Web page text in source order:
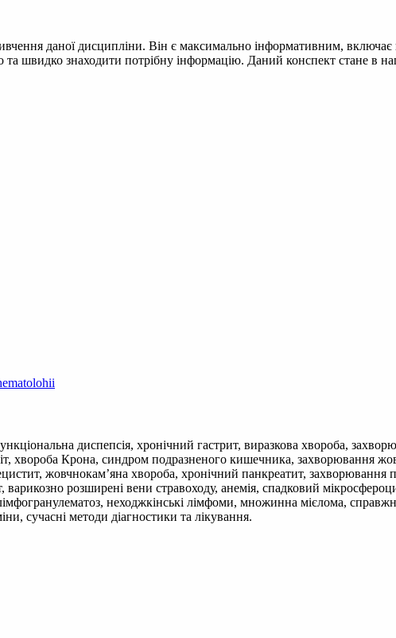
даної дисципліни. Він є максимально інформативним, включає
швидко знаходити потрібну інформацію. Даний конспект стане в
диспепсія, хронічний гастрит, виразкова хвороба,
хвороба Крона, синдром подразненого кишечника, захворювання
жовчнокам’яна хвороба, хронічний панкреатит, захворювання
розширені вени стравоходу, анемія, спадковий
неходжкінські лімфоми, множинна мієлома,
сучасні методи діагностики та лікування.